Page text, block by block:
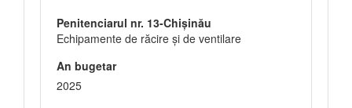
Penitenciarul nr. 13-Chișinău
Echipamente de răcire şi de ventilare
An bugetar
2025